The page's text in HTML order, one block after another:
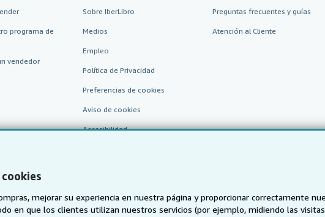
mejorar su experiencia en nuestra página y proporcionar correctamente
en que los clientes utilizan nuestros servicios (por ejemplo, midiendo las
programa de
vendedor
Sobre IberLibro
Medios
Empleo
Política de Privacidad
Preferencias de cookies
Aviso de cookies
Accesibilidad
Preguntas frecuentes y guías
Atención al Cliente